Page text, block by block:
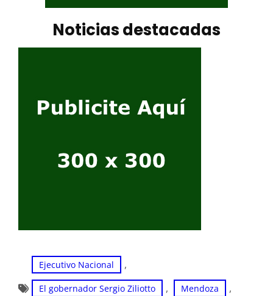
Noticias destacadas
Ejecutivo Nacional ,
El gobernador Sergio Ziliotto , Mendoza ,